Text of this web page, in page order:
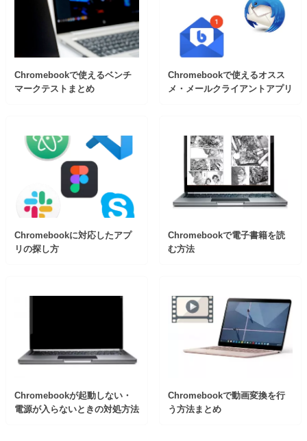
Chromebookで使えるベンチ
マークテストまとめ
Chromebookで使えるオスス
メ・メールクライアントアプリ
Chromebookに対応したアプ
リの探し方
Chromebookで電子書籍を読
む方法
Chromebookが起動しない・
電源が入らないときの対処方法
Chromebookで動画変換を行
う方法まとめ